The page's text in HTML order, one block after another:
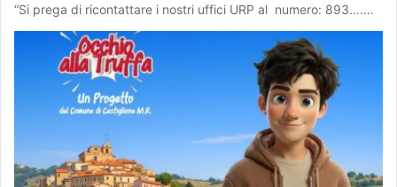
“Si prega di ricontattare i nostri uffici URP al numero: 893….…